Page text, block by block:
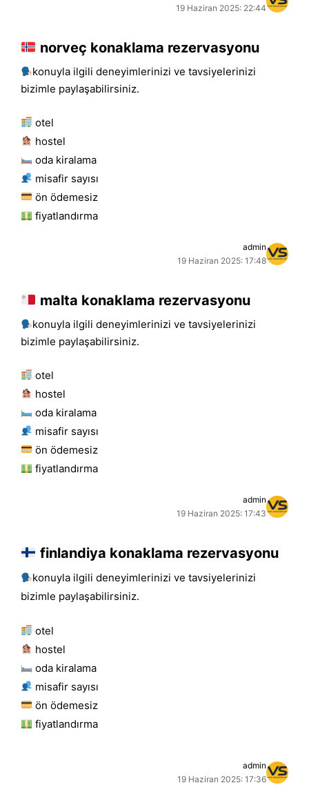
19 Haziran 2025: 22:44
norveç konaklama rezervasyonu
konuyla ilgili deneyimlerinizi ve tavsiyelerinizi
bizimle paylaşabilirsiniz.
otel
hostel
oda kiralama
misafir sayısı
ön ödemesiz
fiyatlandırma
admin
19 Haziran 2025: 17:48
malta konaklama rezervasyonu
konuyla ilgili deneyimlerinizi ve tavsiyelerinizi
bizimle paylaşabilirsiniz.
otel
hostel
oda kiralama
misafir sayısı
ön ödemesiz
fiyatlandırma
admin
19 Haziran 2025: 17:43
finlandiya konaklama rezervasyonu
konuyla ilgili deneyimlerinizi ve tavsiyelerinizi
bizimle paylaşabilirsiniz.
otel
hostel
oda kiralama
misafir sayısı
ön ödemesiz
fiyatlandırma
admin
19 Haziran 2025: 17:36